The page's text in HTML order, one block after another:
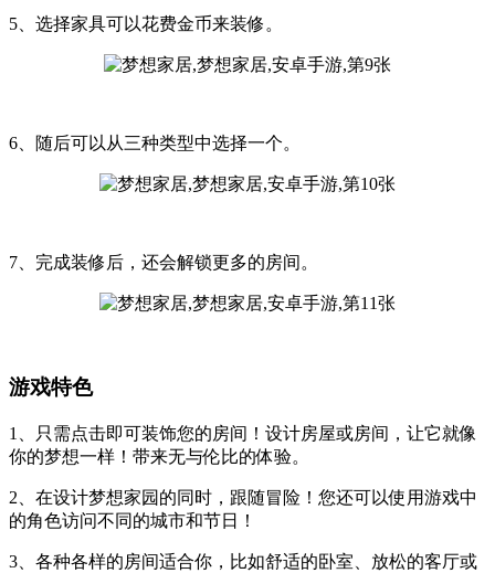
5、选择家具可以花费金币来装修。
6、随后可以从三种类型中选择一个。
7、完成装修后，还会解锁更多的房间。
游戏特色
1、只需点击即可装饰您的房间！设计房屋或房间，让它就像
你的梦想一样！带来无与伦比的体验。
2、在设计梦想家园的同时，跟随冒险！您还可以使用游戏中
的角色访问不同的城市和节日！
3、各种各样的房间适合你，比如舒适的卧室、放松的客厅或